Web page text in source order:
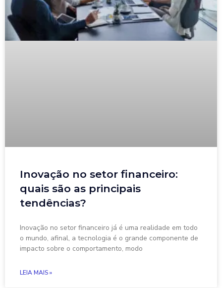
Inovação no setor financeiro:
quais são as principais
tendências?
Inovação no setor financeiro já é uma realidade em todo
o mundo, afinal, a tecnologia é o grande componente de
impacto sobre o comportamento, modo
LEIA MAIS »